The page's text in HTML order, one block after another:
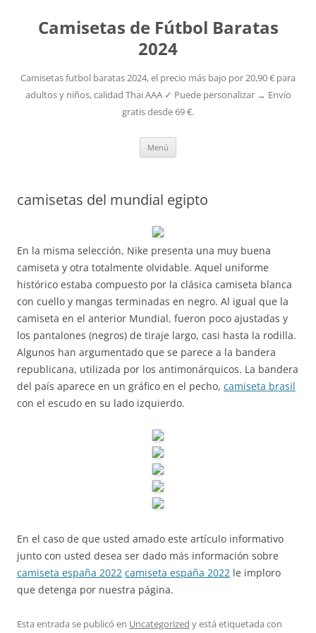
Camisetas de Fútbol Baratas
2024
Camisetas futbol baratas 2024, el precio más bajo por 20,90 € para
adultos y niños, calidad Thai AAA ✓ Puede personalizar → Envío
gratis desde 69 €.
Menú
camisetas del mundial egipto
En la misma selección, Nike presenta una muy buena
camiseta y otra totalmente olvidable. Aquel uniforme
histórico estaba compuesto por la clásica camiseta blanca
con cuello y mangas terminadas en negro. Al igual que la
camiseta en el anterior Mundial, fueron poco ajustadas y
los pantalones (negros) de tiraje largo, casi hasta la rodilla.
Algunos han argumentado que se parece a la bandera
republicana, utilizada por los antimonárquicos. La bandera
del país aparece en un gráfico en el pecho, camiseta brasil
con el escudo en su lado izquierdo.
En el caso de que usted amado este artículo informativo
junto con usted desea ser dado más información sobre
camiseta españa 2022 camiseta españa 2022 le imploro
que detenga por nuestra página.
Esta entrada se publicó en Uncategorized y está etiquetada con